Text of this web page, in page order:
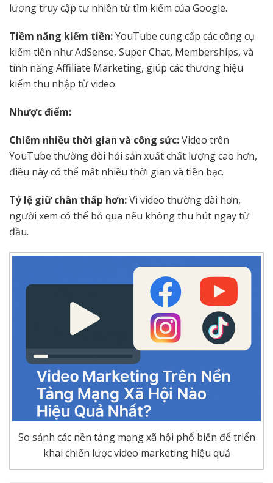
lượng truy cập tự nhiên từ tìm kiếm của Google.
Tiềm năng kiếm tiền:YouTube cung cấp các công cụ
kiếm tiền như AdSense, Super Chat, Memberships, và
tính năng Affiliate Marketing, giúp các thương hiệu
kiếm thu nhập từ video.
Nhược điểm:
Chiếm nhiều thời gian và công sức:Video trên
YouTube thường đòi hỏi sản xuất chất lượng cao hơn,
điều này có thể mất nhiều thời gian và tiền bạc.
Tỷ lệ giữ chân thấp hơn:Vì video thường dài hơn,
người xem có thể bỏ qua nếu không thu hút ngay từ
đầu.
So sánh các nền tảng mạng xã hội phổ biến để triển
khai chiến lược video marketing hiệu quả